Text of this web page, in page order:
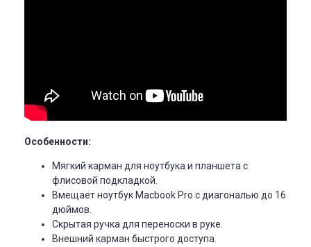
Особенности:
Мягкий карман для ноутбука и планшета с
флисовой подкладкой.
Вмещает ноутбук Macbook Pro с диагональю до 16
дюймов.
Скрытая ручка для переноски в руке.
Внешний карман быстрого доступа.